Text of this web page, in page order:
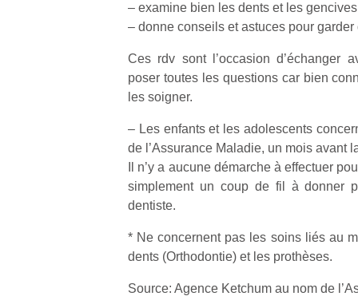
– examine bien les dents et les
– donne conseils et astuces pour
Ces rdv sont l’occasion d’échanger
poser toutes les questions car bien
les soigner.
– Les enfants et les adolescents
de l’Assurance Maladie, un mois avant
Il n’y a aucune démarche à effectuer
simplement un coup de fil à donner
dentiste.
* Ne concernent pas les soins liés au
dents (Orthodontie) et les prothèses.
Source: Agence Ketchum au nom de
une
nouvelle
trottinette
enfants
débordent
souvent
Varier les
occupations
toujours
Des
trampolines
les petits !
Durant les
vacances
estivales
et avec le
jours, c’est
l’occasion
pour les
l’aventure
était au
bout du
jardin ?
successifs,
couvre-
feux à des
heures
restrictions
de
pendant
A